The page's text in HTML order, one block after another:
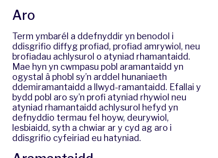
Aro
Term ymbarél a ddefnyddir yn benodol i
ddisgrifio diffyg profiad, profiad amrywiol, neu
brofiadau achlysurol o atyniad rhamantaidd.
Mae hyn yn cwmpasu pobl aramantaidd yn
ogystal â phobl sy’n arddel hunaniaeth
ddemiramantaidd a llwyd-ramantaidd. Efallai y
bydd pobl aro sy’n profi atyniad rhywiol neu
atyniad rhamantaidd achlysurol hefyd yn
defnyddio termau fel hoyw, deurywiol,
lesbiaidd, syth a chwiar ar y cyd ag aro i
ddisgrifio cyfeiriad eu hatyniad.